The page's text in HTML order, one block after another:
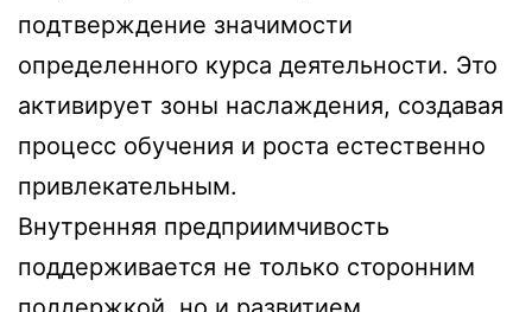
подтверждение значимости
определенного курса деятельности. Это
активирует зоны наслаждения, создавая
процесс обучения и роста естественно
привлекательным.
Внутренняя предприимчивость
поддерживается не только сторонним